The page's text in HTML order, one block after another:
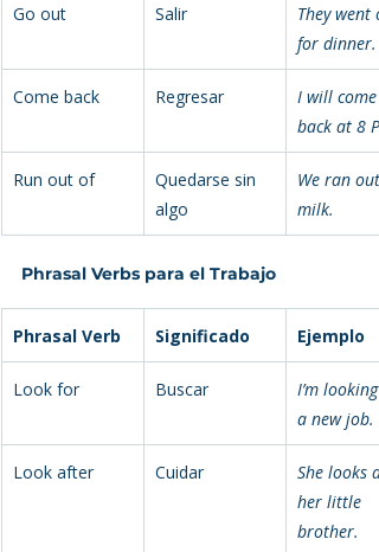
Go out Salir
They went
for dinner.
Come back Regresar
I will come
back at 8
Run out of
Quedarse sin
algo
We ran out
milk.
Phrasal Verbs para el Trabajo
Phrasal Verb Significado Ejemplo
Look for Buscar
I’m
a new job.
Look after Cuidar
She looks
her little
brother.